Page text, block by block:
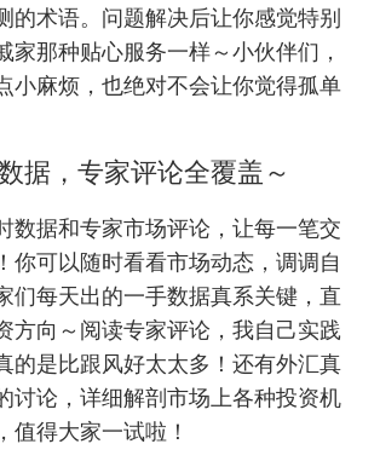
的术语。问题解决后让你感觉特别
家那种贴心服务一样～小伙伴们，
小麻烦，也绝对不会让你觉得孤单
据，专家评论全覆盖～
数据和专家市场评论，让每一笔交
你可以随时看看市场动态，调调自
们每天出的一手数据真系关键，直
方向～阅读专家评论，我自己实践
的是比跟风好太太多！还有外汇真
讨论，详细解剖市场上各种投资机
值得大家一试啦！